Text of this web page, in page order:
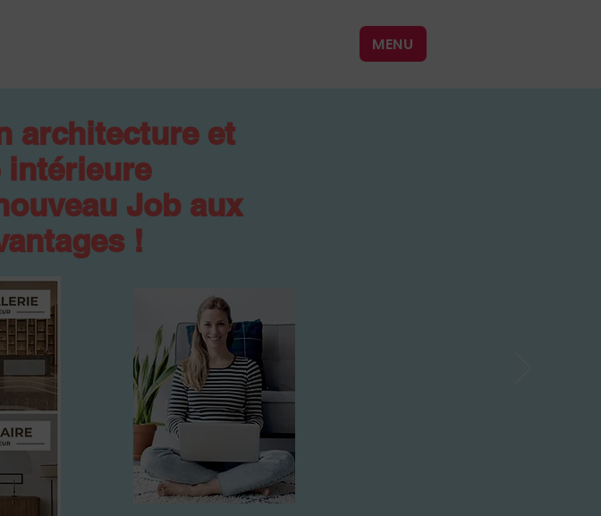
MENU
architecture et
Job aux
!